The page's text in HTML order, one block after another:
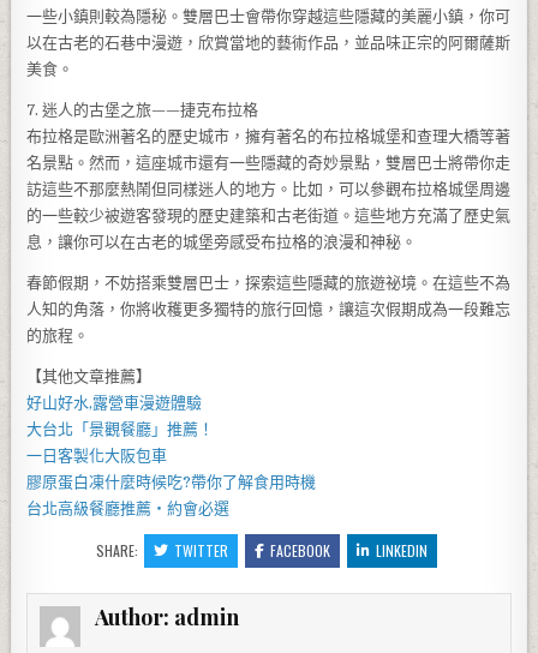
一些小鎮則較為隱秘。雙層巴士會帶你穿越這些隱藏的美麗小鎮，你可
以在古老的石巷中漫遊，欣賞當地的藝術作品，並品味正宗的阿爾薩斯
美食。
7. 迷人的古堡之旅——捷克布拉格
布拉格是歐洲著名的歷史城市，擁有著名的布拉格城堡和查理大橋等著
名景點。然而，這座城市還有一些隱藏的奇妙景點，雙層巴士將帶你走
訪這些不那麼熱鬧但同樣迷人的地方。比如，可以參觀布拉格城堡周邊
的一些較少被遊客發現的歷史建築和古老街道。這些地方充滿了歷史氣
息，讓你可以在古老的城堡旁感受布拉格的浪漫和神秘。
春節假期，不妨搭乘雙層巴士，探索這些隱藏的旅遊祕境。在這些不為
人知的角落，你將收穫更多獨特的旅行回憶，讓這次假期成為一段難忘
的旅程。
【其他文章推薦】
好山好水,露營車漫遊體驗
大台北「景觀餐廳 」推薦！
一日客製化大阪包車
膠原蛋白凍什麼時候吃?帶你了解食用時機
台北高級餐廳推薦・約會必選
SHARE: TWITTER FACEBOOK LINKEDIN
Author: admin